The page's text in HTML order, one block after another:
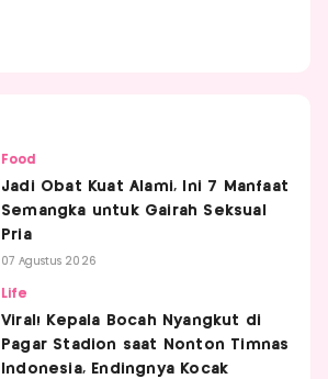
Food
Jadi Obat Kuat Alami, Ini 7 Manfaat
Semangka untuk Gairah Seksual
Pria
07 Agustus 2026
Life
Viral! Kepala Bocah Nyangkut di
Pagar Stadion saat Nonton Timnas
Indonesia, Endingnya Kocak